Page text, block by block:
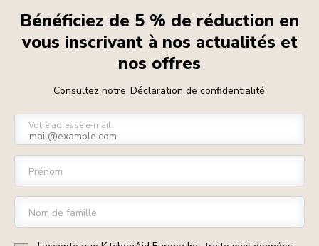
Bénéficiez de 5 % de réduction en
vous inscrivant à nos actualités et
nos offres
Consultez notre Déclaration de confidentialité
Votre adresse e-mail
Prénom
Nom de famille